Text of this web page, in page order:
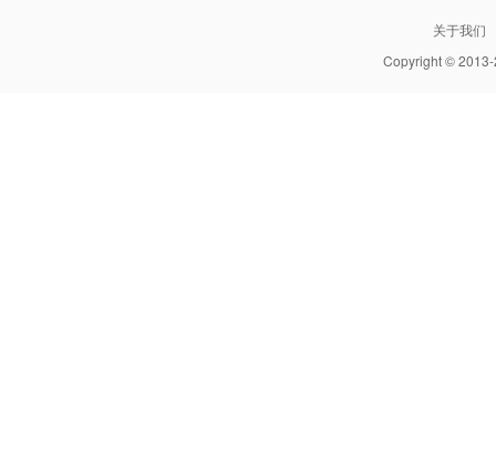
关于我们
Copyright ©